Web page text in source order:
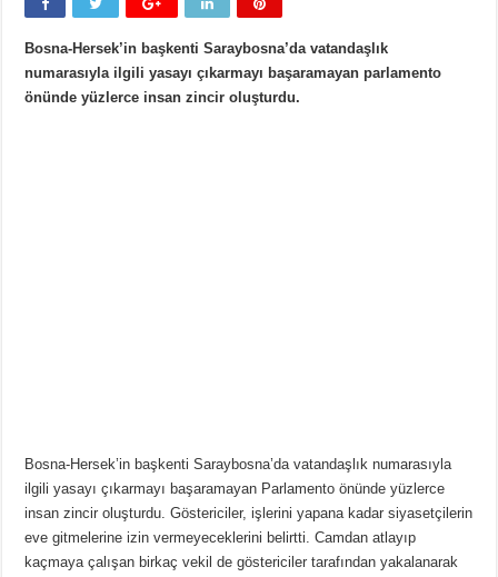
Bosna-Hersek’in başkenti Saraybosna’da vatandaşlık
numarasıyla ilgili yasayı çıkarmayı başaramayan parlamento
önünde yüzlerce insan zincir oluşturdu.
Bosna-Hersek’in başkenti Saraybosna’da vatandaşlık numarasıyla
ilgili yasayı çıkarmayı başaramayan Parlamento önünde yüzlerce
insan zincir oluşturdu. Göstericiler, işlerini yapana kadar siyasetçilerin
eve gitmelerine izin vermeyeceklerini belirtti. Camdan atlayıp
kaçmaya çalışan birkaç vekil de göstericiler tarafından yakalanarak